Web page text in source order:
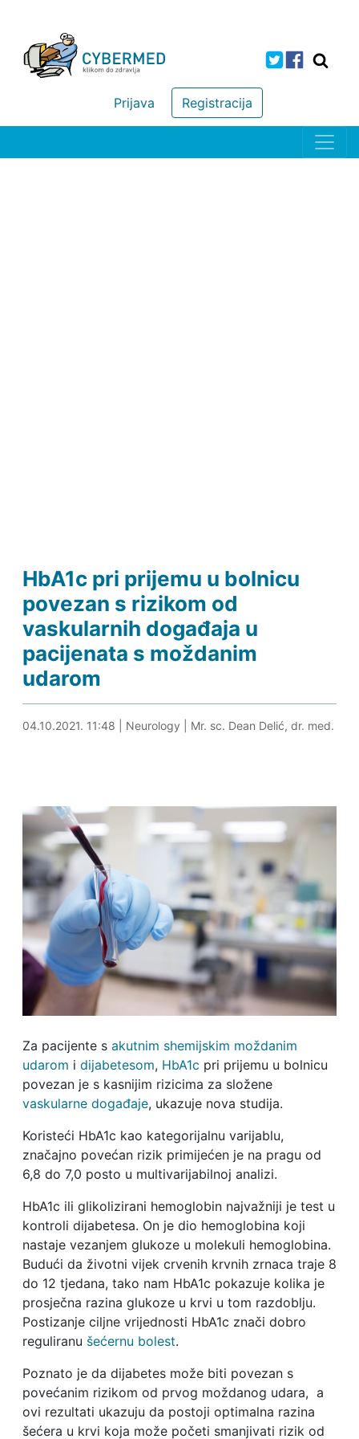
Registracija
Prijava
HbA1c pri prijemu u bolnicu
povezan s rizikom od
vaskularnih događaja u
pacijenata s moždanim
udarom
04.10.2021. 12:05
04.10.2021. 11:48 Neurology Mr. sc. Dean Delić, dr. med.
Za pacijente s akutnim shemijskim moždanim
udarom i dijabetesom, HbA1c pri prijemu u bolnicu
povezan je s kasnijim rizicima za složene
vaskularne događaje, ukazuje nova studija.
Koristeći HbA1c kao kategorijalnu varijablu,
značajno povećan rizik primijećen je na pragu od
6,8 ​​do 7,0 posto u multivarijabilnoj analizi.
HbA1c ili glikolizirani hemoglobin najvažniji je test u
kontroli dijabetesa. On je dio hemoglobina koji
nastaje vezanjem glukoze u molekuli hemoglobina.
Budući da životni vijek crvenih krvnih zrnaca traje 8
do 12 tjedana, tako nam HbA1c pokazuje kolika je
prosječna razina glukoze u krvi u tom razdoblju.
Postizanje ciljne vrijednosti HbA1c znači dobro
reguliranu šećernu bolest.
Poznato je da dijabetes može biti povezan s
povećanim rizikom od prvog moždanog udara, a
ovi rezultati ukazuju da postoji optimalna razina
šećera u krvi koja može početi smanjivati ​​rizik od